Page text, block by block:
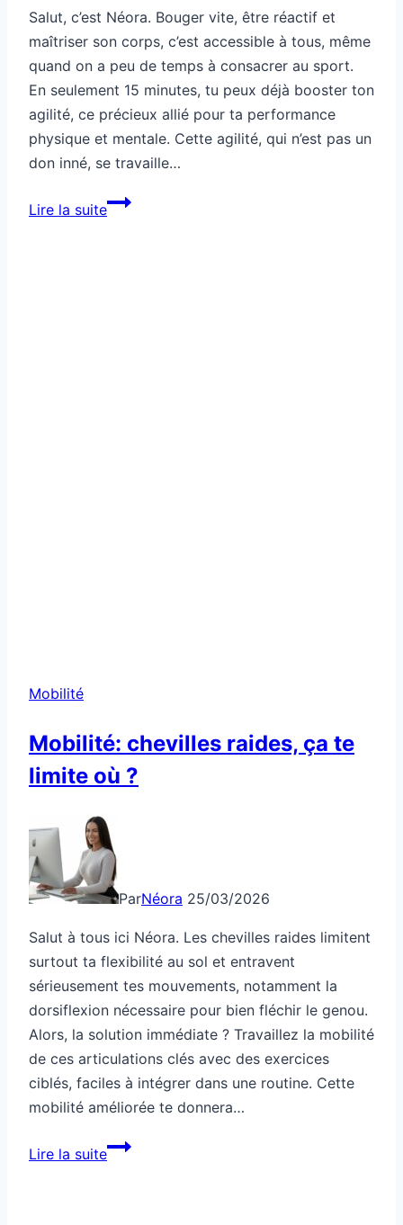
Salut, c’est Néora. Bouger vite, être réactif et
maîtriser son corps, c’est accessible à tous, même
quand on a peu de temps à consacrer au sport.
En seulement 15 minutes, tu peux déjà booster ton
agilité, ce précieux allié pour ta performance
physique et mentale. Cette agilité, qui n’est pas un
don inné, se travaille…
Lire la suiteComment
Mobilité
Mobilité: chevilles raides, ça te
limite où ?
ParNéora 25/03/2026
Salut à tous ici Néora. Les chevilles raides limitent
surtout ta flexibilité au sol et entravent
sérieusement tes mouvements, notamment la
dorsiflexion nécessaire pour bien fléchir le genou.
Alors, la solution immédiate ? Travaillez la mobilité
de ces articulations clés avec des exercices
ciblés, faciles à intégrer dans une routine. Cette
mobilité améliorée te donnera…
Lire la suiteMobilité: